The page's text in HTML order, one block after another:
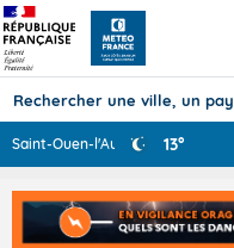
TOUS
Saint-Ouen-l'Au 13°